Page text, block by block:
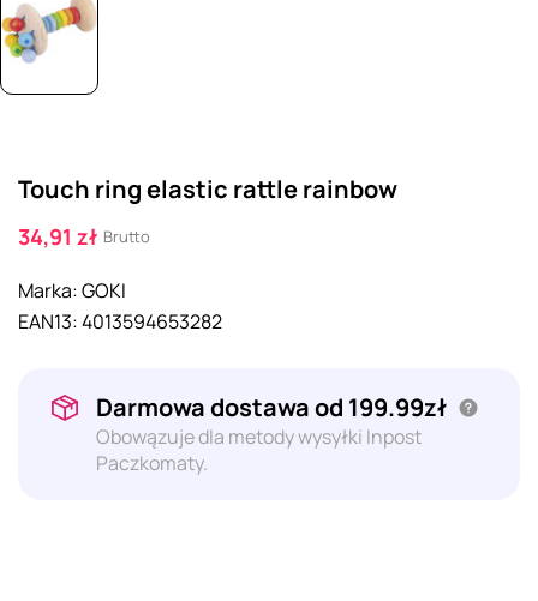
Touch ring elastic rattle rainbow
34,91 zł Brutto
Marka:GOKI
EAN13:4013594653282
Darmowa dostawa od 199.99zł
Obowązuje dla metody wysyłki Inpost
Paczkomaty.